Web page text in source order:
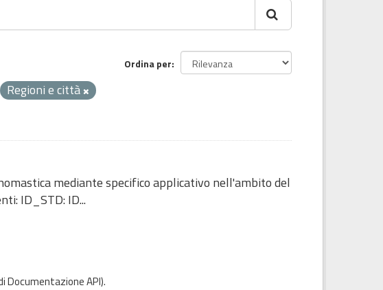
Ordina per
Regioni e città
mediante specifico applicativo nell'ambito del
ID_STD: ID...
Documentazione API).